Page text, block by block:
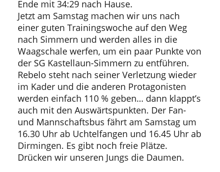
Ende mit 34:29 nach Hause.
Jetzt am Samstag machen wir uns nach
einer guten Trainingswoche auf den Weg
nach Simmern und werden alles in die
Waagschale werfen, um ein paar Punkte von
der SG Kastellaun-Simmern zu entführen.
Rebelo steht nach seiner Verletzung wieder
im Kader und die anderen Protagonisten
werden einfach 110 % geben… dann klappt’s
auch mit den Auswärtspunkten. Der Fan-
und Mannschaftsbus fährt am Samstag um
16.30 Uhr ab Uchtelfangen und 16.45 Uhr ab
Dirmingen. Es gibt noch freie Plätze.
Drücken wir unseren Jungs die Daumen.